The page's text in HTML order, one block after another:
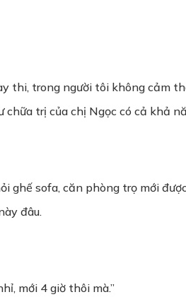
thi, trong người tôi không cảm
chữa trị của chị Ngọc có cả khả
ghế sofa, căn phòng trọ mới
đâu.
mới 4 giờ thôi mà.”